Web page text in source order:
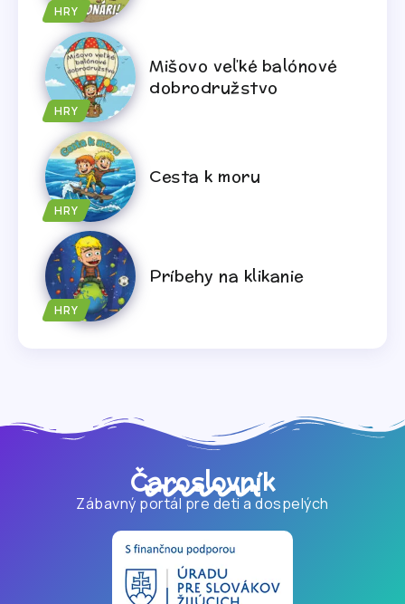
HRY
HRY
Mišovo veľké balónové
dobrodružstvo
HRY
Cesta k moru
HRY
Príbehy na klikanie
Čaroslovník
Zábavný portál pre deti a dospelých